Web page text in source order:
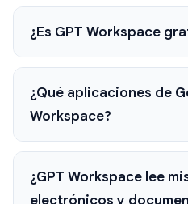
¿Es GPT Workspace
¿Qué aplicaciones de
Workspace?
¿GPT Workspace lee